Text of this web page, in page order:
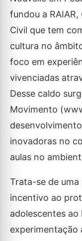
fundou a
Civil que tem
cultura no
foco em
vivenciadas
Desse caldo
Movimento
inovadoras no
aulas no
Trata-se de uma
incentivo ao
adolescentes
experimentação